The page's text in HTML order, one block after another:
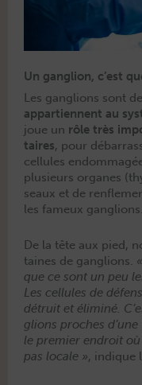
Un ganglion, c’est
Les gan­glions sont
appar­ti­en­nent au
joue un rôle très
taires, pour
cel­lules
plusieurs organes
seaux et de
les fameux ganglions.
De la tête aux pied,
taines de gan­glions.
que ce sont un peu
Les cel­lules de
détru­it et élim­iné.
glions proches
le pre­mier endroit
pas locale », indique